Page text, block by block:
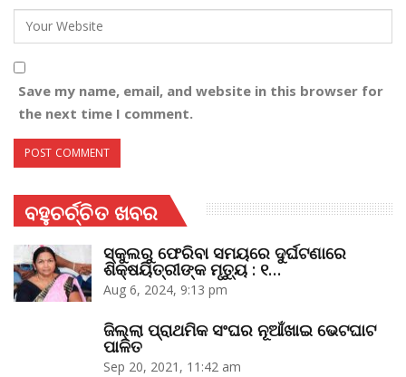
Save my name, email, and website in this browser for
the next time I comment.
ବହୁଚର୍ଚ୍ଚିତ ଖବର
ସ୍କୁଲରୁ ଫେରିବା ସମୟରେ ଦୁର୍ଘଟଣାରେ
ଶିକ୍ଷୟିତ୍ରୀଙ୍କ ମୃତ୍ୟୁ : ୧…
Aug 6, 2024, 9:13 pm
ଜିଲ୍ଲା ପ୍ରାଥମିକ ସଂଘର ନୂଆଁଖାଇ ଭେଟଘାଟ
ପାଳିତ
Sep 20, 2021, 11:42 am